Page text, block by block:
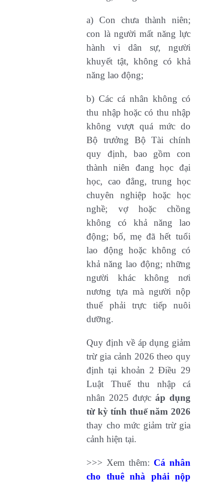
a) Con chưa thành niên;
con là người mất năng lực
hành vi dân sự, người
khuyết tật, không có khả
năng lao động;
b) Các cá nhân không có
thu nhập hoặc có thu nhập
không vượt quá mức do
Bộ trưởng Bộ Tài chính
quy định, bao gồm con
thành niên đang học đại
học, cao đẳng, trung học
chuyên nghiệp hoặc học
nghề; vợ hoặc chồng
không có khả năng lao
động; bố, mẹ đã hết tuổi
lao động hoặc không có
khả năng lao động; những
người khác không nơi
nương tựa mà người nộp
thuế phải trực tiếp nuôi
dưỡng.
Quy định về áp dụng giảm
trừ gia cảnh 2026 theo quy
định tại khoản 2 Điều 29
Luật Thuế thu nhập cá
nhân 2025 đượcáp dụng
từ kỳ tính thuế năm 2026
thay cho mức giảm trừ gia
cảnh hiện tại.
>>> Xem thêm: Cá nhân
cho thuê nhà phải nộp